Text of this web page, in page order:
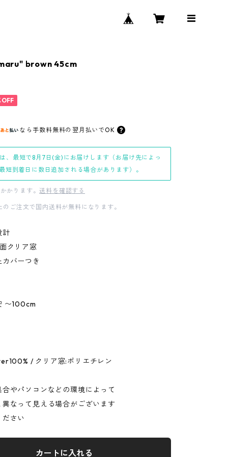
brown 45cm
なら 手数料無料の 翌月払いでOK
、最短で8月7日(金)にお届けします（お届け先によっ
短到着日に数日追加される場合があります）。
かります。送料を確認する
ご注文で国内送料が無料になります。
計
クリア窓
バーつき
〜100cm
/ クリア窓:ポリエチレン
やパソコンなどの環境によって
なって見える場合がございます
さい
カートに入れる